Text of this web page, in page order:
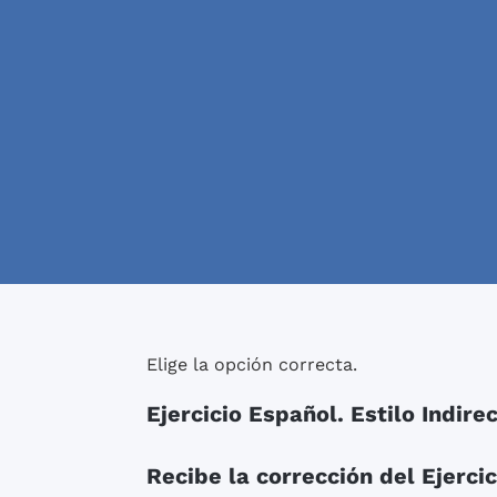
Elige la opción correcta.
Ejercicio Español. Estilo
Recibe la corrección del